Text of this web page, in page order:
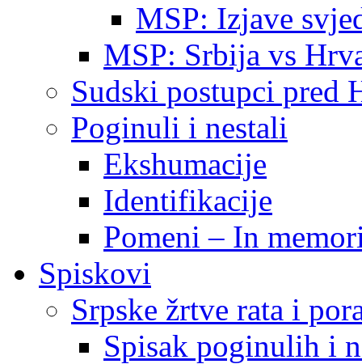
MSP: Izjave
MSP: Srbija vs
Sudski postupci pred
Poginuli i nestali
Ekshumacije
Identifikacije
Pomeni – In
Spiskovi
Srpske žrtve rata i
Spisak poginulih i